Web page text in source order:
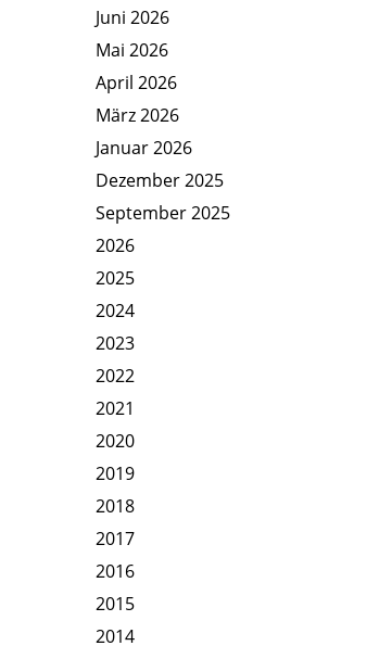
Juni 2026
Mai 2026
April 2026
März 2026
Januar 2026
Dezember 2025
September 2025
2026
2025
2024
2023
2022
2021
2020
2019
2018
2017
2016
2015
2014